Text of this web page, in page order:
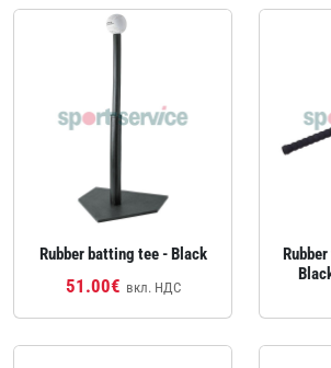
Rubber batting tee - Black
51.00€ вкл. НДС